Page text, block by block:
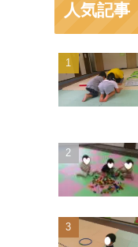
人気記事